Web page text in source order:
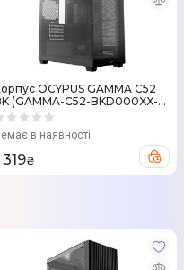
OCYPUS GAMMA C52
(GAMMA-C52-BKD000XX-
в наявності
319₴